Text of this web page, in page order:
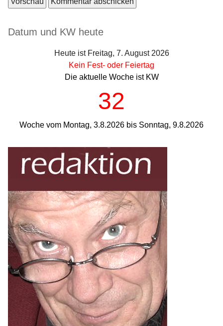
Seitenleiste
Datum und KW heute
Heute ist Freitag, 7. August 2026
Kein Fest- oder Feiertag
Die aktuelle Woche ist KW
32
Woche vom Montag, 3.8.2026 bis Sonntag, 9.8.2026